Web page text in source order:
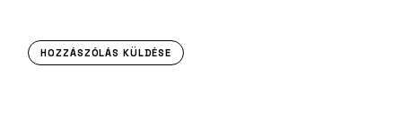
HOZZÁSZÓLÁS KÜLDÉSE